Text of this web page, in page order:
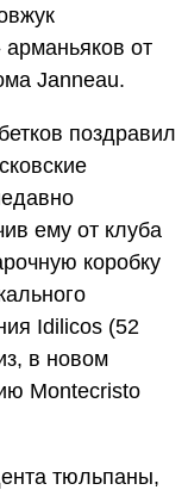
от
Janneau.
поздравил
ему от клуба
коробку
Idilicos (52
в новом
Montecristo
тюльпаны,